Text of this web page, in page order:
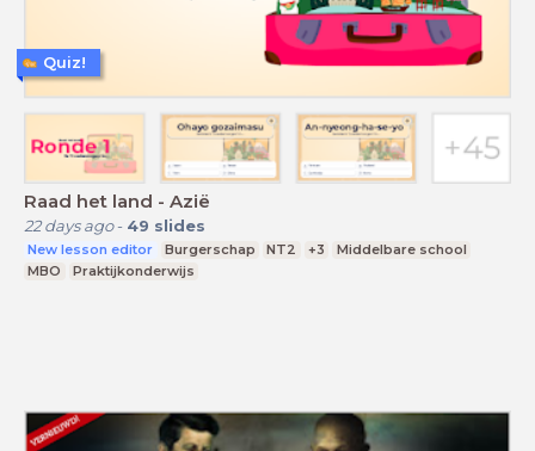
Raad het land - Azië
22 days ago- 49 slides
New lesson editor Burgerschap NT2 +3
Middelbare school
MBO
Praktijkonderwijs
Quiz!